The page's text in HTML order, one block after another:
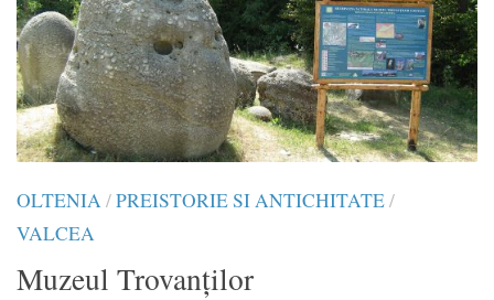
OLTENIA/PREISTORIE SI ANTICHITATE/
VALCEA
Muzeul Trovanților